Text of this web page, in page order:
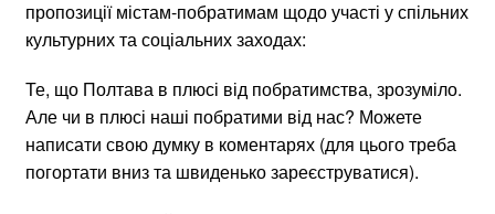
пропозиції містам-побратимам щодо участі у спільних
культурних та соціальних заходах:
Те, що Полтава в плюсі від побратимства, зрозуміло.
Але чи в плюсі наші побратими від нас? Можете
написати свою думку в коментарях (для цього треба
погортати вниз та швиденько зареєструватися).